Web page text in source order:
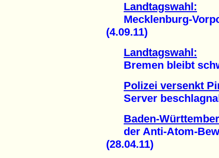
Landtagswahl:
Mecklenburg-
(4.09.11)
Landtagswahl:
Bremen bleibt
Polizei versenkt
Server
Baden-
der Anti-Atom-
(28.04.11)